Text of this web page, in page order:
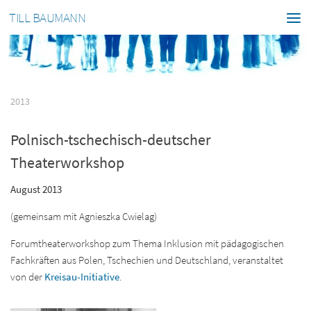
TILL BAUMANN
2013
Polnisch-tschechisch-deutscher
Theaterworkshop
August 2013
(gemeinsam mit Agnieszka Cwielag)
Forumtheaterworkshop zum Thema Inklusion mit pädagogischen
Fachkräften aus Polen, Tschechien und Deutschland, veranstaltet
von der Kreisau-Initiative.